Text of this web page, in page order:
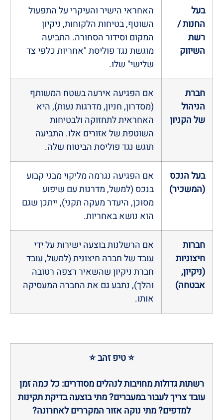
בעל
החנות /
רשת
השיווק
האחראי הישיר והעיקרי על התפעול
השוטף, בטיחות הלקוחות, ניקיון
המקום וסידור הסחורה. התביעה
מוגשת נגד פוליסת "אחריות כלפי צד
שלישי" שלו.
חברת
הניהול
של הקניון
אם הפגיעה אירעה בשטח המשותף
(מסדרון, חניון, מדרגות נעות), היא
האחראית לתחזוקה ולבטיחות
השוטפת של אזורים אלו. התביעה
תוגש נגד פוליסת הביטוח שלה.
בעל הנכס
(המשכיר)
אם הפגיעה נגרמה מליקוי מבני קבוע
בנכס (למשל, מדרגות עם שיפוע
מסוכן, היעדר מעקה תקני), ייתכן שגם
הוא נושא באחריות.
חברות
חיצוניות
(ניקיון,
אבטחה)
אם הרשלנות בוצעה ישירות על ידי
עובד של חברה חיצונית (למשל, עובד
חברת ניקיון שהשאיר רצפה רטובה
והלך), נתבע גם את החברה המעסיקה
אותו.
⭐ טיפ זהב ⭐
רשתות גדולות מחויבות לנהלים מסודרים: כל כמה זמן
עובד צריך לעבור במעברים? מתי בוצעה בדיקת תקינות
למדפים? מתי נוקה אזור המקררים לאחרונה?